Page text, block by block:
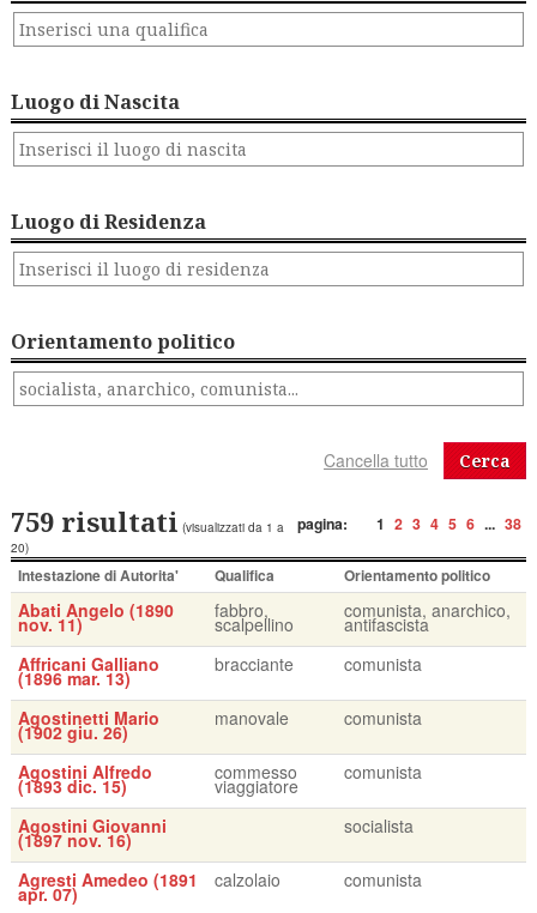
Luogo di Nascita
Luogo di Residenza
Orientamento politico
Cerca
pagina: 1 2 3 4 5 6 ... 38
759 risultati (visualizzati da 1 a
20)
Intestazione di Autorita' Qualifica Orientamento politico
Abati Angelo (1890
nov. 11)
fabbro,
scalpellino
comunista, anarchico,
antifascista
Affricani Galliano
(1896 mar. 13)
bracciante comunista
Agostinetti Mario
(1902 giu. 26)
manovale comunista
Agostini Alfredo
(1893 dic. 15)
commesso
viaggiatore
comunista
Agostini Giovanni
(1897 nov. 16)
socialista
Agresti Amedeo (1891
apr. 07)
calzolaio comunista